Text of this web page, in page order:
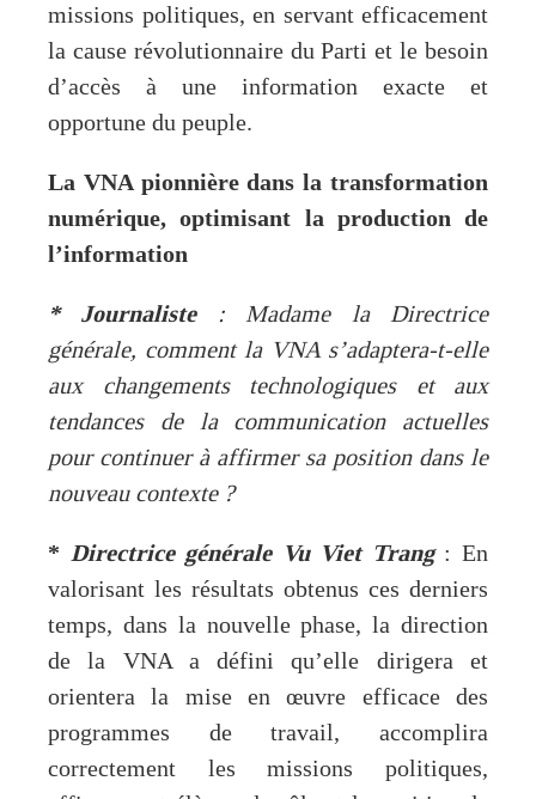
missions politiques, en servant efficacement
la cause révolutionnaire du Parti et le besoin
d’accès à une information exacte et
opportune du peuple.
La VNA pionnière dans la transformation
numérique, optimisant la production de
l’information
* Journaliste: Madame la Directrice
générale, comment la VNA s’adaptera-t-elle
aux changements technologiques et aux
tendances de la communication actuelles
pour continuer à affirmer sa position dans le
nouveau contexte ?
* Directrice générale Vu Viet Trang: En
valorisant les résultats obtenus ces derniers
temps, dans la nouvelle phase, la direction
de la VNA a défini qu’elle dirigera et
orientera la mise en œuvre efficace des
programmes de travail, accomplira
correctement les missions politiques,